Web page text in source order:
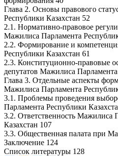
Глава 2. Основы правового
Республики Казахстан 52
2.1. Нормативно-правовое
Мажилиса Парламента
2.2. Формирование и
Республики Казахстан 61
2.3. Конституционно-правовые
депутатов Мажилиса
Глава 3. Отдельные аспекты
Мажилиса Парламента
3.1. Проблемы проведения
Парламента Республики
3.2. Ответственность Мажилиса
Казахстан 107
3.3. Общественная палата при
Заключение 124
Список литературы 128